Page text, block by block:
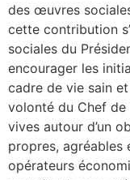
des œuvres
cette contribution
sociales du
encourager les
cadre de vie sain
volonté du Chef de
vives autour d’un
propres, agréables
opérateurs